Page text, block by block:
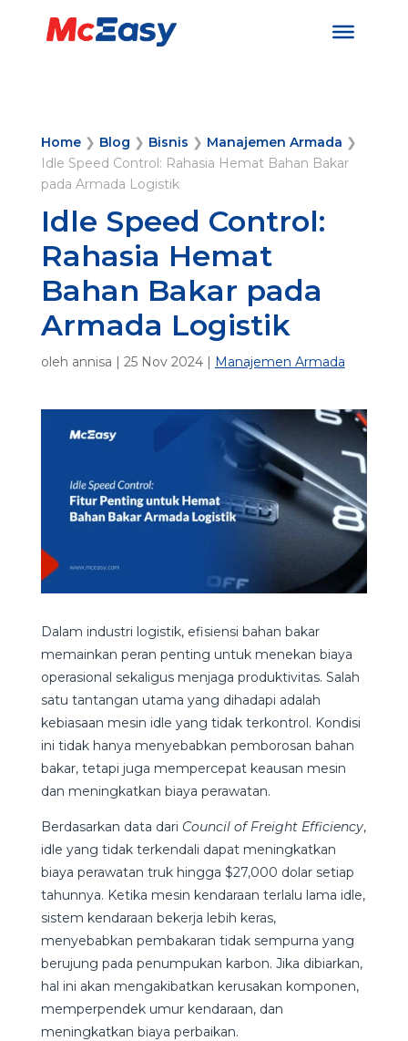
Home❯ Blog ❯ Bisnis ❯ Manajemen Armada ❯
Idle Speed Control: Rahasia Hemat Bahan Bakar
pada Armada Logistik
Idle Speed Control:
Rahasia Hemat
Bahan Bakar pada
Armada Logistik
oleh annisa | 25 Nov 2024| Manajemen Armada
Dalam industri logistik, efisiensi bahan bakar
memainkan peran penting untuk menekan biaya
operasional sekaligus menjaga produktivitas. Salah
satu tantangan utama yang dihadapi adalah
kebiasaan mesin idle yang tidak terkontrol. Kondisi
ini tidak hanya menyebabkan pemborosan bahan
bakar, tetapi juga mempercepat keausan mesin
dan meningkatkan biaya perawatan.
Berdasarkan data dari Council of Freight Efficiency,
idle yang tidak terkendali dapat meningkatkan
biaya perawatan truk hingga $27,000 dolar setiap
tahunnya. Ketika mesin kendaraan terlalu lama idle,
sistem kendaraan bekerja lebih keras,
menyebabkan pembakaran tidak sempurna yang
berujung pada penumpukan karbon. Jika dibiarkan,
hal ini akan mengakibatkan kerusakan komponen,
memperpendek umur kendaraan, dan
meningkatkan biaya perbaikan.